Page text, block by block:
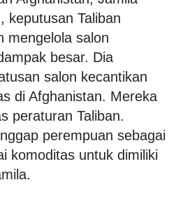
keputusan Taliban
mengelola salon
besar. Dia
salon kecantikan
di Afghanistan. Mereka
peraturan Taliban.
perempuan sebagai
komoditas untuk dimiliki